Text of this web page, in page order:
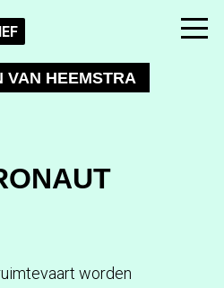
VAN HEEMSTRA
worden